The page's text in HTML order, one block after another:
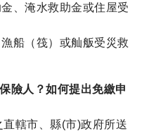
、淹水救助金或住屋受
船（筏）或舢舨受災救
險人？如何提出免繳申
轄市、縣(市)政府所送